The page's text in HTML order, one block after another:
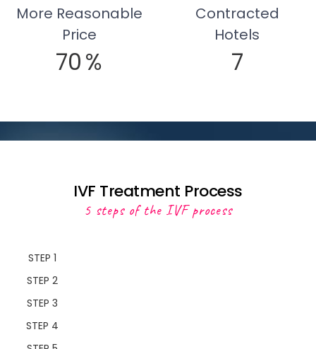
More Reasonable
Price
70%
Contracted
Hotels
7
IVF Treatment Process
5 steps of the IVF process
STEP 1
STEP 2
STEP 3
STEP 4